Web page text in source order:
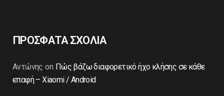
ΠΡΟΣΦΑΤΑ ΣΧΟΛΙΑ
Αντώνης on Πώς βάζω διαφορετικό ήχο κλήσης σε κάθε
επαφή – Xiaomi / Android